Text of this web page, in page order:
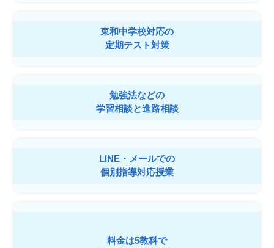
東和中学校対応の
定期テスト対策
勉強法などの
学習相談と進路相談
LINE・メールでの
個別指導対応授業
料金は5教科で